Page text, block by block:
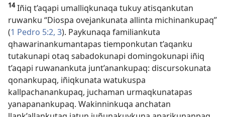
14Iñiq t’aqapi umalliqkunaqa tukuy atisqankutan
ruwanku “Diospa ovejankunata allinta michinankupaq”
(1 Pedro 5:2, 3). Paykunaqa familiankuta
qhawarinankumantapas tiemponkutan t’aqanku
tutakunapi otaq sabadokunapi domingokunapi iñiq
t’aqapi ruwanankuta junt’anankupaq: discursokunata
qonankupaq, iñiqkunata watukuspa
kallpachanankupaq, juchaman urmaqkunatapas
yanapanankupaq. Wakinninkuqa anchatan